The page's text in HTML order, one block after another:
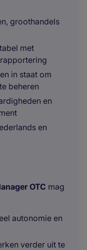
groothandels
met
in staat om
beheren
en
en
OTC mag
autonomie en
verder uit te